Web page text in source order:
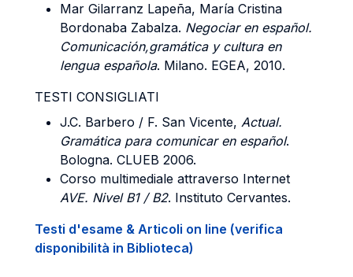
Mar Gilarranz Lapeña, María Cristina
Bordonaba Zabalza. Negociar en español.
Comunicación,gramática y cultura en
lengua española. Milano. EGEA, 2010.
TESTI CONSIGLIATI
J.C. Barbero / F. San Vicente, Actual.
Gramática para comunicar en español.
Bologna. CLUEB 2006.
Corso multimediale attraverso Internet
AVE. Nivel B1 / B2. Instituto Cervantes.
Testi d'esame & Articoli on line (verifica
disponibilità in Biblioteca)